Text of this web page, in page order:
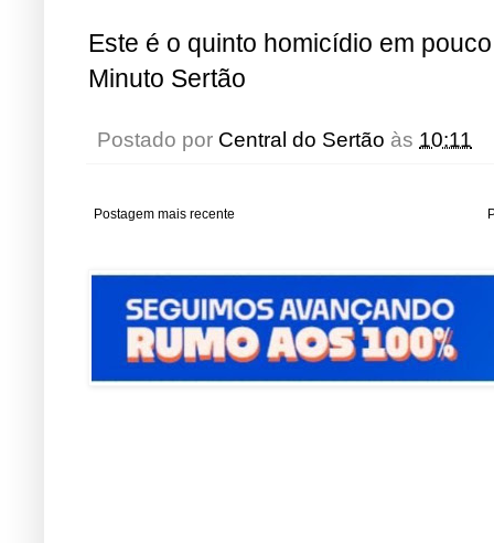
Este é o quinto homicídio em
Minuto Sertão
Postado por Central do Sertão às 10:11
Postagem mais recente